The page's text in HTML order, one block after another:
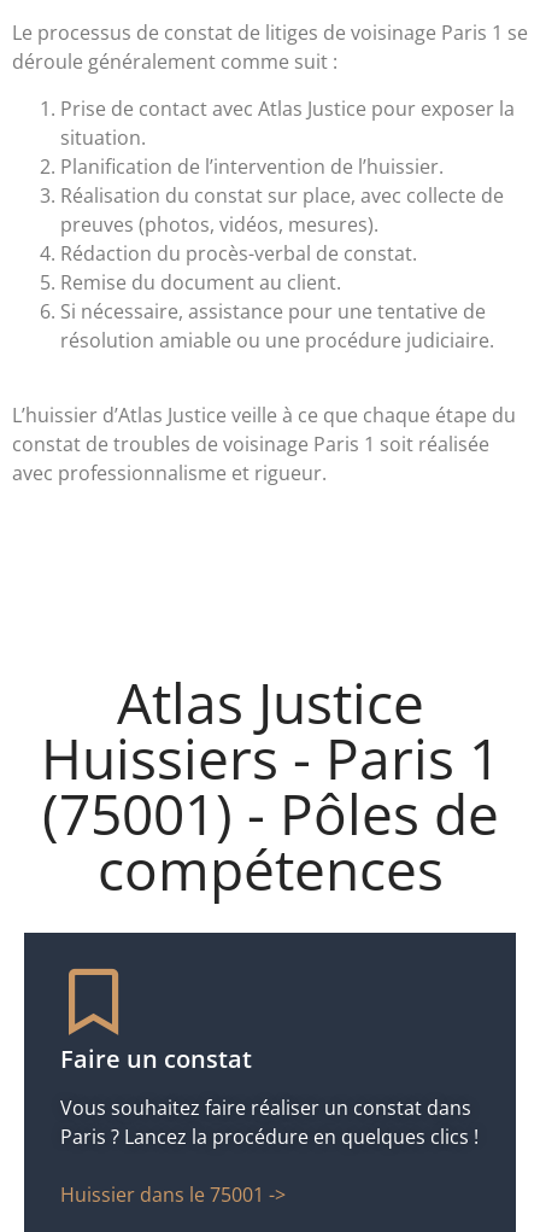
Le processus de constat de litiges de voisinage Paris 1 se
déroule généralement comme suit :
Prise de contact avec Atlas Justice pour exposer la
situation.
Planification de l’intervention de l’huissier.
Réalisation du constat sur place, avec collecte de
preuves (photos, vidéos, mesures).
Rédaction du procès-verbal de constat.
Remise du document au client.
Si nécessaire, assistance pour une tentative de
résolution amiable ou une procédure judiciaire.
L’huissier d’Atlas Justice veille à ce que chaque étape du
constat de troubles de voisinage Paris 1 soit réalisée
avec professionnalisme et rigueur.
Atlas Justice
Huissiers - Paris 1
(75001) - Pôles de
compétences
Faire un constat
Vous souhaitez faire réaliser un constat dans
Paris ? Lancez la procédure en quelques clics !
Huissier dans le 75001 ->